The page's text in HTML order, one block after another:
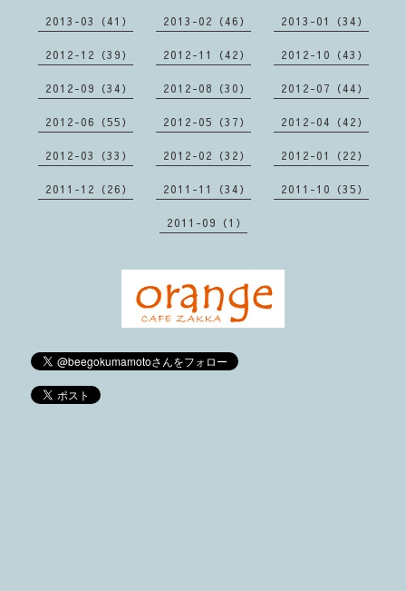
2013-03（41） 2013-02（46） 2013-01（34）
2012-12（39） 2012-11（42） 2012-10（43）
2012-09（34） 2012-08（30） 2012-07（44）
2012-06（55） 2012-05（37） 2012-04（42）
2012-03（33） 2012-02（32） 2012-01（22）
2011-12（26） 2011-11（34） 2011-10（35）
2011-09（1）